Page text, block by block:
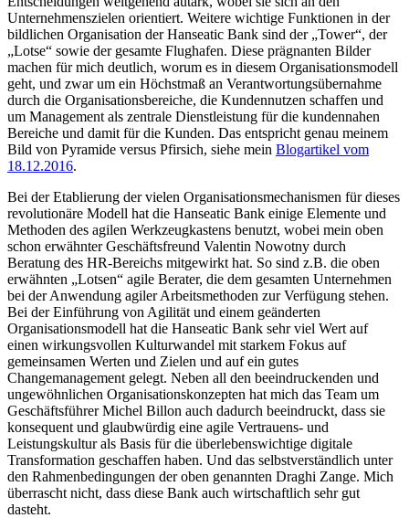
Unternehmenszielen orientiert. Weitere wichtige Funktionen in der
bildlichen Organisation der Hanseatic Bank sind der „Tower“, der
„Lotse“ sowie der gesamte Flughafen. Diese prägnanten Bilder
machen für mich deutlich, worum es in diesem Organisationsmodell
geht, und zwar um ein Höchstmaß an Verantwortungsübernahme
durch die Organisationsbereiche, die Kundennutzen schaffen und
um Management als zentrale Dienstleistung für die kundennahen
Bereiche und damit für die Kunden. Das entspricht genau meinem
Bild von Pyramide versus Pfirsich, siehe mein Blogartikel vom
18.12.2016.
Bei der Etablierung der vielen Organisationsmechanismen für dieses
revolutionäre Modell hat die Hanseatic Bank einige Elemente und
Methoden des agilen Werkzeugkastens benutzt, wobei mein oben
schon erwähnter Geschäftsfreund Valentin Nowotny durch
Beratung des HR-Bereichs mitgewirkt hat. So sind z.B. die oben
erwähnten „Lotsen“ agile Berater, die dem gesamten Unternehmen
bei der Anwendung agiler Arbeitsmethoden zur Verfügung stehen.
Bei der Einführung von Agilität und einem geänderten
Organisationsmodell hat die Hanseatic Bank sehr viel Wert auf
einen wirkungsvollen Kulturwandel mit starkem Fokus auf
gemeinsamen Werten und Zielen und auf ein gutes
Changemanagement gelegt. Neben all den beeindruckenden und
ungewöhnlichen Organisationskonzepten hat mich das Team um
Geschäftsführer Michel Billon auch dadurch beeindruckt, dass sie
konsequent und glaubwürdig eine agile Vertrauens- und
Leistungskultur als Basis für die überlebenswichtige digitale
Transformation geschaffen haben. Und das selbstverständlich unter
den Rahmenbedingungen der oben genannten Draghi Zange. Mich
überrascht nicht, dass diese Bank auch wirtschaftlich sehr gut
dasteht.